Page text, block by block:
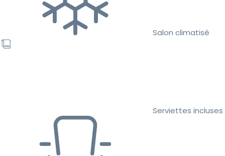
Salon climatisé
Serviettes incluses